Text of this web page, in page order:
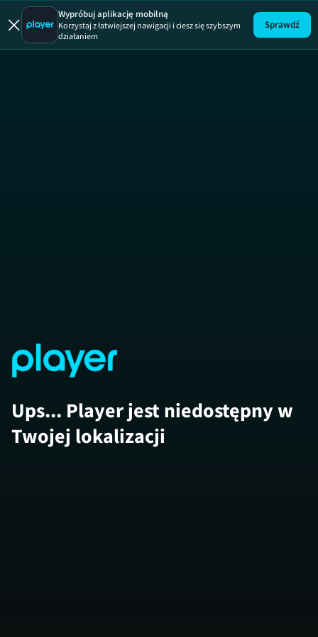
Zakup w
Wypróbuj aplikację mobilną
Korzystaj z łatwiejszej nawigacji i ciesz się szybszym
działaniem
Sprawdź
Ups... Player jest niedostępny w
Twojej lokalizacji